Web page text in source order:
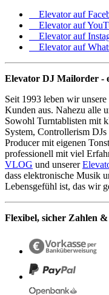
Elevator auf
Elevator auf
Elevator auf
Elevator auf
Elevator DJ Mailorder -
Seit 1993 leben wir
Kunden aus. Nahezu alle
Sowohl Turntablisten mit
System, Controllerism
Producer mit eigenen
professionell mit viel
VLOG und unserer
dass elektronische Musik
Lebensgefühl ist, das wir
Flexibel, sicher Zahlen